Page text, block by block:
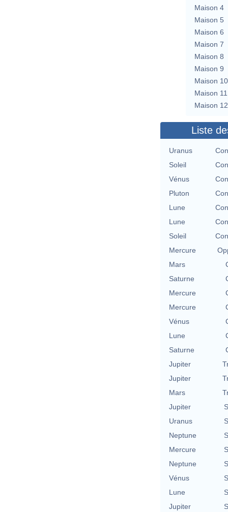
Maison 4
Maison 5
Maison 6
Maison 7
Maison 8
Maison 9
Maison 10
Maison 11
Maison 12
Liste
Uranus
Soleil
Vénus
Pluton
Lune
Lune
Soleil
Mercure
Mars
Saturne
Mercure
Mercure
Vénus
Lune
Saturne
Jupiter
Jupiter
Mars
Jupiter
Uranus
Neptune
Mercure
Neptune
Vénus
Lune
Jupiter